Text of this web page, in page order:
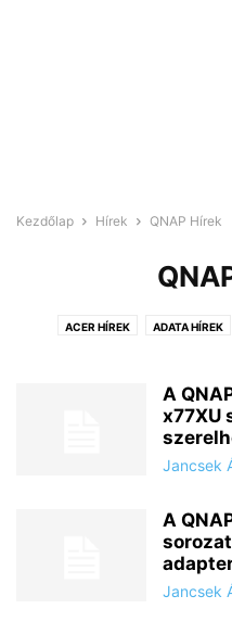
Kezdőlap Hírek QNAP Hírek
ACER HÍREK ADATA HÍREK
PHILIPS HÍREK
SEAGATE HÍREK
A
x77XU
Jancsek
A
Jancsek